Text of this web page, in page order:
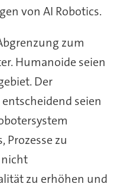
von AI Robotics.
zum
Humanoide seien
Der
seien
Prozesse zu
nicht
zu erhöhen und